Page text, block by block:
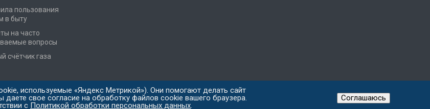
пользования
в быту
на часто
вопросы
счётчик газа
сайта- WAYDEV
используемые «Яндекс Метрикой»). Они помогают делать сайт
свое согласие на обработку файлов cookie вашего браузера.
с Политикой обработки персональных данных.
Соглашаюсь